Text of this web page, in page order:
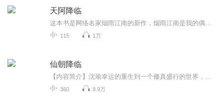
天阿降临
115 1万
仙朝降临
360 8.9万